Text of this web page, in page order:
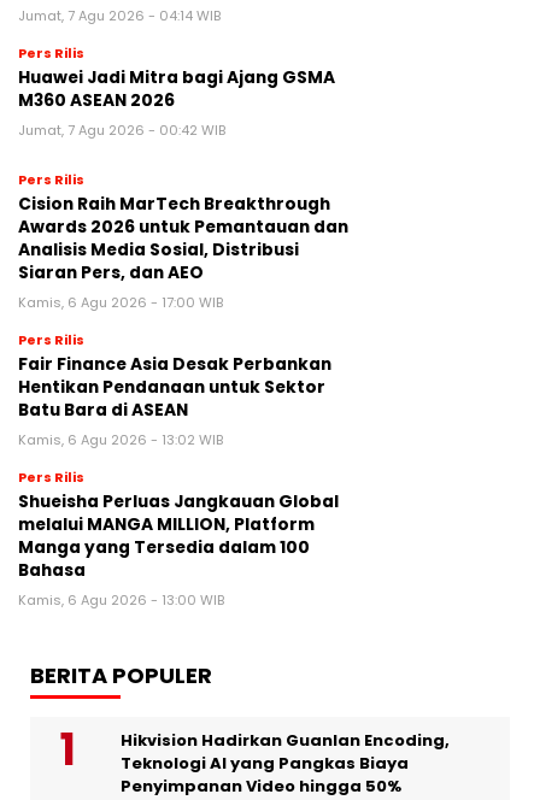
Jumat, 7 Agu 2026 - 04:14 WIB
Pers Rilis
Huawei Jadi Mitra bagi Ajang GSMA
M360 ASEAN 2026
Jumat, 7 Agu 2026 - 00:42 WIB
Pers Rilis
Cision Raih MarTech Breakthrough
Awards 2026 untuk Pemantauan dan
Analisis Media Sosial, Distribusi
Siaran Pers, dan AEO
Kamis, 6 Agu 2026 - 17:00 WIB
Pers Rilis
Fair Finance Asia Desak Perbankan
Hentikan Pendanaan untuk Sektor
Batu Bara di ASEAN
Kamis, 6 Agu 2026 - 13:02 WIB
Pers Rilis
Shueisha Perluas Jangkauan Global
melalui MANGA MILLION, Platform
Manga yang Tersedia dalam 100
Bahasa
Kamis, 6 Agu 2026 - 13:00 WIB
BERITA POPULER
Hikvision Hadirkan Guanlan Encoding,
Teknologi AI yang Pangkas Biaya
Penyimpanan Video hingga 50%